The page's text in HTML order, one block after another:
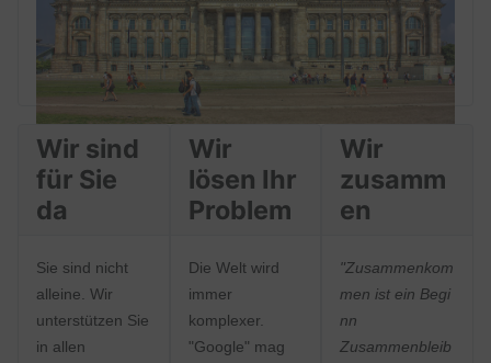
Wir sind
für Sie
da
Sie sind nicht
alleine. Wir
unterstützen Sie
in allen
Wir
lösen Ihr
Problem
Die Welt wird
immer
komplexer.
"Google" mag
Wir
zusamm
en
"Zusammenkom
men ist ein Begi
nn
Zusammenbleib